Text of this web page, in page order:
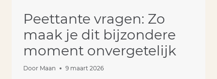
Peettante vragen: Zo
maak je dit bijzondere
moment onvergetelijk
Door Maan 9 maart 2026